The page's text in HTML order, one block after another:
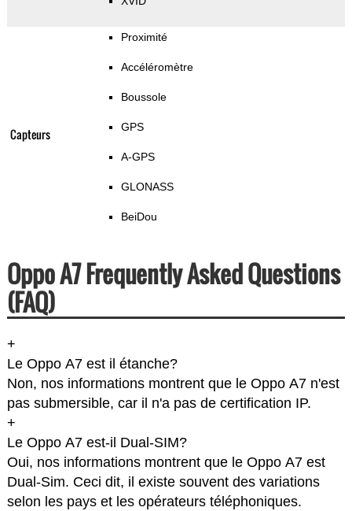
Capteurs
Proximité
Accéléromètre
Boussole
GPS
A-GPS
GLONASS
BeiDou
Oppo A7 Frequently Asked Questions
(FAQ)
+
Le Oppo A7 est il étanche?
Non, nos informations montrent que le Oppo A7 n'est
pas submersible, car il n'a pas de certification IP.
+
Le Oppo A7 est-il Dual-SIM?
Oui, nos informations montrent que le Oppo A7 est
Dual-Sim. Ceci dit, il existe souvent des variations
selon les pays et les opérateurs téléphoniques.